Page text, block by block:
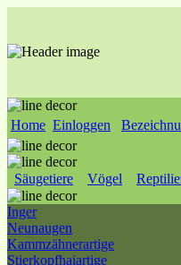
Home Einloggen
Säugetiere Vögel
Inger
Neunaugen
Kammzähnerartige
Stierkopfhaiartige